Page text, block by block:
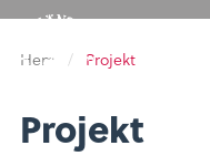
Hem / Projekt
Projekt